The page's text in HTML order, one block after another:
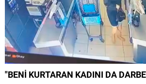
"BENİ KURTARAN KADINI DA